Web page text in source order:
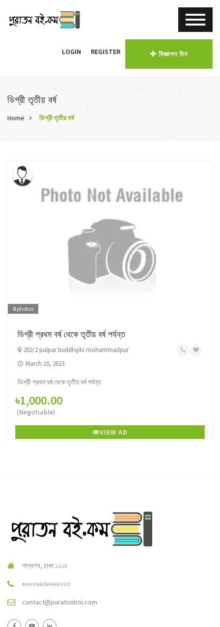
LOGIN REGISTER বিজ্ঞাপন দিন
ডিগ্রী তৃতীয় বর্ষ
Home ডিগ্রী তৃতীয় বর্ষ
0 photos
ডিগ্রী প্রথম বর্ষ থেকে তৃতীয় বর্ষ পর্যন্ত
202/2 pulpar buddhijibi mohammadpur
March 10, 2023
ডিগ্রী প্রথম বর্ষ থেকে তৃতীয় বর্ষ পর্যন্ত
৳1,000.00
(Negotiable)
VIEW AD
পান্থপথ, ঢাকা ১২১৫
+৮৮০৯৬৩৮৯৬৮০২৩
contact@puratonboi.com